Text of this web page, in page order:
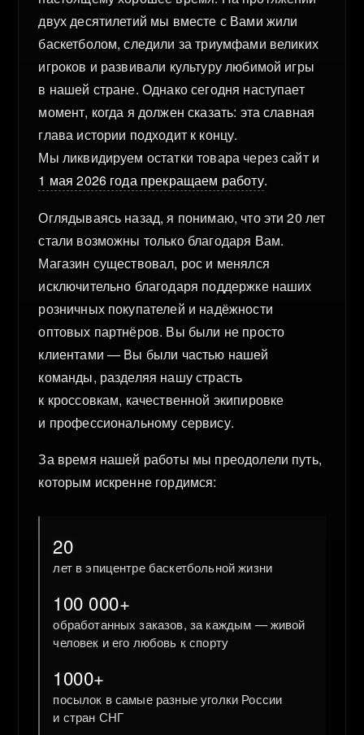
двух десятилетий мы вместе с Вами жили
баскетболом, следили за триумфами великих
игроков и развивали культуру любимой игры
в нашей стране. Однако сегодня наступает
момент, когда я должен сказать: эта славная
глава истории подходит к концу.
Мы ликвидируем остатки товара через сайт и
1 мая 2026 года прекращаем работу.
Оглядываясь назад, я понимаю, что эти 20 лет
стали возможны только благодаря Вам.
Магазин существовал, рос и менялся
исключительно благодаря поддержке наших
розничных покупателей и надёжности
оптовых партнёров. Вы были не просто
клиентами — Вы были частью нашей
команды, разделяя нашу страсть
к кроссовкам, качественной экипировке
и профессиональному сервису.
За время нашей работы мы преодолели путь,
которым искренне гордимся:
20
лет в эпицентре баскетбольной жизни
100 000+
обработанных заказов, за каждым — живой
человек и его любовь к спорту
1000+
посылок в самые разные уголки России
и стран СНГ